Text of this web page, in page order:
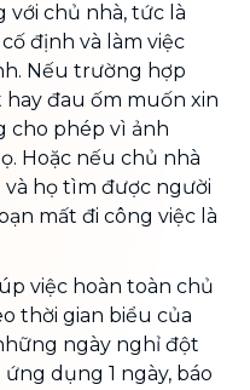
chủ nhà, tức là
định và làm việc
Nếu trường hợp
đau ốm muốn xin
cho phép vì ảnh
Hoặc nếu chủ nhà
họ tìm được người
mất đi công việc là
việc hoàn toàn chủ
thời gian biểu của
ngày nghỉ đột
dụng 1 ngày, báo